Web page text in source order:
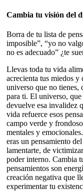
Cambia tu visión del
Borra de tu lista de
imposible”, “yo no
no es adecuado” ¿te
Llevas toda tu vida
acrecienta tus miedos y
universo que no tienes,
para ti. El universo,
devuelve esa invalidez
vida refuerce esos
campo verde y
mentales y
eras un pensamiento
lamentarte, de
poder interno. Cambia
pensamientos son
creación negativa que
experimentar tu